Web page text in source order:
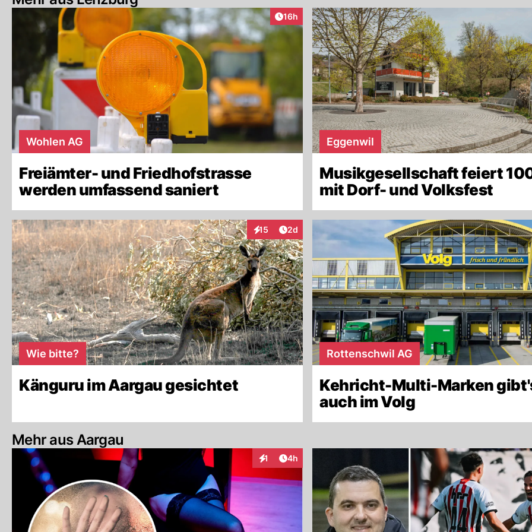
Artikel veröffentlicht:
16h
Wohlen AG
Freiämter- und Friedhofstrasse
werden umfassend saniert
Eggenwil
Musikgesellschaft feiert
mit Dorf- und Volksfest
15
InteraktionenArtikel veröffentlicht:
2d
Wie bitte?
Känguru im Aargau gesichtet
Rottenschwil AG
Kehricht-Multi-Marken
auch im Volg
Mehr aus Aargau
1
InteraktionenArtikel veröffentlicht:
4h